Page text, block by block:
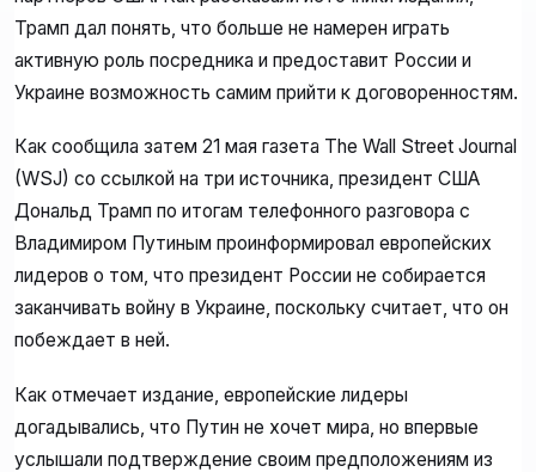
Трамп дал понять, что больше не намерен играть
активную роль посредника и предоставит России и
Украине возможность самим прийти к договоренностям.
Как сообщила затем 21 мая газета The Wall Street Journal
(WSJ) со ссылкой на три источника, президент США
Дональд Трамп по итогам телефонного разговора с
Владимиром Путиным проинформировал европейских
лидеров о том, что президент России не собирается
заканчивать войну в Украине, поскольку считает, что он
побеждает в ней.
Как отмечает издание, европейские лидеры
догадывались, что Путин не хочет мира, но впервые
услышали подтверждение своим предположениям из